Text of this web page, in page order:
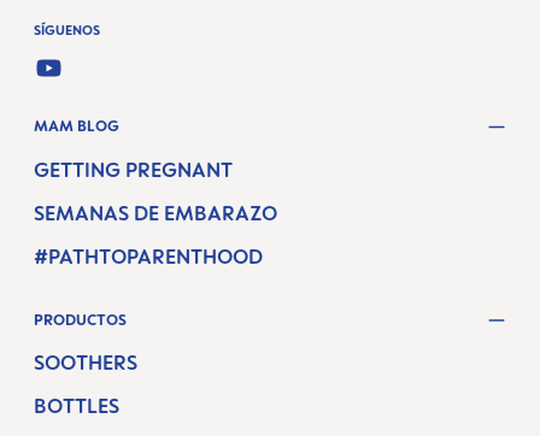
SÍGUENOS
YOUTUBE
MAM BLOG
GETTING PREGNANT
SEMANAS DE EMBARAZO
#PATHTOPARENTHOOD
PRODUCTOS
SOOTHERS
BOTTLES